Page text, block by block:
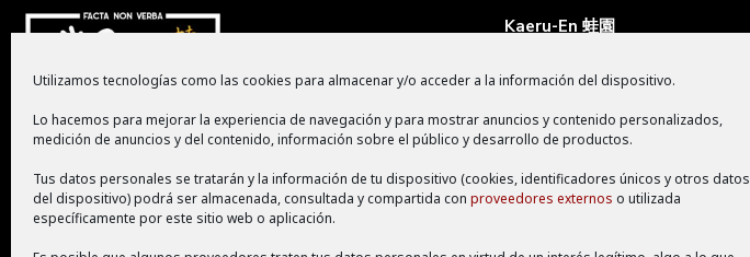
Utilizamos tecnologías como las cookies para almacenar y/o acceder a la información del dispositivo.
Lo hacemos para mejorar la experiencia de navegación y para mostrar anuncios y contenido personalizados,
medición de anuncios y del contenido, información sobre el público y desarrollo de productos.
Tus datos personales se tratarán y la información de tu dispositivo (cookies, identificadores únicos y otros datos
del dispositivo) podrá ser almacenada, consultada y compartida con proveedores externos o utilizada
específicamente por este sitio web o aplicación.
Kaeru-En 蛙園
Kaeru Producciones S.L
CP 11009, Cádiz
info@kaeruen.com